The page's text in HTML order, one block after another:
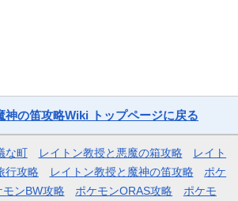
神の笛攻略Wiki トップページに戻る
な町 レイトン教授と悪魔の箱攻略
レイト
行攻略
レイトン教授と魔神の笛攻略
ポケ
モンBW攻略 ポケモンORAS攻略 ポケモ